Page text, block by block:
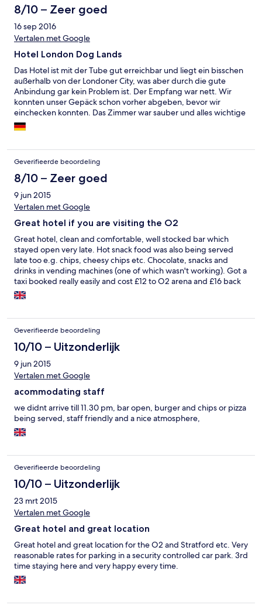
8/10 – Zeer goed
16 sep 2016
Vertalen met Google
Hotel London Dog Lands
Das Hotel ist mit der Tube gut erreichbar und liegt ein bisschen
außerhalb von der Londoner City, was aber durch die gute
Anbindung gar kein Problem ist. Der Empfang war nett. Wir
konnten unser Gepäck schon vorher abgeben, bevor wir
einchecken konnten. Das Zimmer war sauber und alles wichtige
war vorhanden. :) die Matratze war etwas weich, aber das ist ja
von Typ zu Typ anders ;) das Frühstück war typisch englisch.
Geverifieerde beoordeling
8/10 – Zeer goed
9 jun 2015
Vertalen met Google
Great hotel if you are visiting the O2
Great hotel, clean and comfortable, well stocked bar which
stayed open very late. Hot snack food was also being served
late too e.g. chips, cheesy chips etc. Chocolate, snacks and
drinks in vending machines (one of which wasn't working). Got a
taxi booked really easily and cost £12 to O2 arena and £16 back
after the concert. The only thing missing was air conditioning
and the second bed was not a double it was quite a snug single
That concert the hotel was more than adequate and the price
was considerably less than it's nearby competitors. Breakfast
looked good but can't judge as we didn't have any.
Geverifieerde beoordeling
10/10 – Uitzonderlijk
9 jun 2015
Vertalen met Google
acommodating staff
we didnt arrive till 11.30 pm, bar open, burger and chips or pizza
being served, staff friendly and a nice atmosphere,
Geverifieerde beoordeling
10/10 – Uitzonderlijk
23 mrt 2015
Vertalen met Google
Great hotel and great location
Great hotel and great location for the O2 and Stratford etc. Very
reasonable rates for parking in a security controlled car park. 3rd
time staying here and very happy every time.